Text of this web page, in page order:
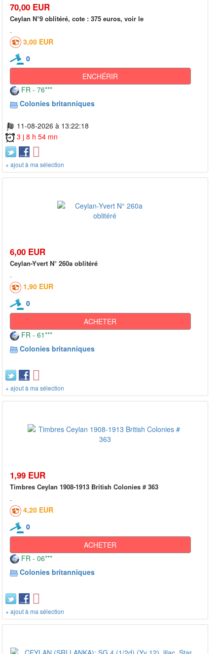
70,00 EUR
Ceylan N°9 oblitéré, cote : 375 euros, voir le
3,00 EUR
0
ENCHÉRIR
FR - 76***
Colonies britanniques
11-08-2026 à 13:22:18
3 j 8 h 54 mn
+ ajout à ma sélection
6,00 EUR
Ceylan-Yvert N° 260a oblitéré
1,90 EUR
0
ACHETER
FR - 61***
Colonies britanniques
+ ajout à ma sélection
1,99 EUR
Timbres Ceylan 1908-1913 British Colonies # 363
4,20 EUR
0
ACHETER
FR - 06***
Colonies britanniques
+ ajout à ma sélection